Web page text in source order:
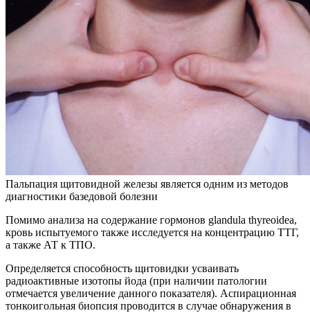
Пальпация щитовидной железы является одним из методов
диагностики базедовой болезни
Помимо анализа на содержание гормонов glandula thyreoidea,
кровь испытуемого также исследуется на концентрацию ТТГ,
а также АТ к ТПО.
Определяется способность щитовидки усваивать
радиоактивные изотопы йода (при наличии патологии
отмечается увеличение данного показателя). Аспирационная
тонкоигольная биопсия проводится в случае обнаружения в